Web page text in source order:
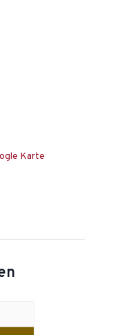
Karte